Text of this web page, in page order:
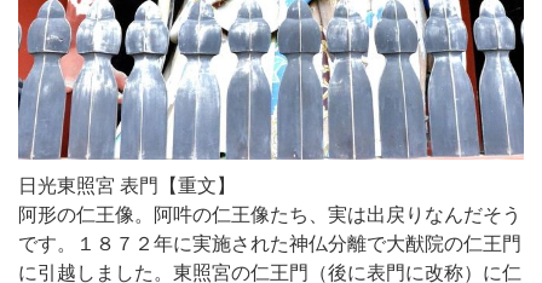
日光東照宮 表門【重文】
阿形の仁王像。阿吽の仁王像たち、実は出戻りなんだそう
です。１８７２年に実施された神仏分離で大猷院の仁王門
に引越しました。東照宮の仁王門（後に表門に改称）に仁